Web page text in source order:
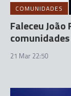
COMUNIDADES
Faleceu
21 Mar 22:50